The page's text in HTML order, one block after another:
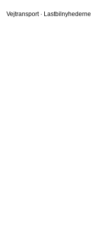
Vejtransport · Lastbilnyhederne